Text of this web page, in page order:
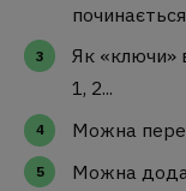
Як «ключи»
1, 2...
Можна
Можна